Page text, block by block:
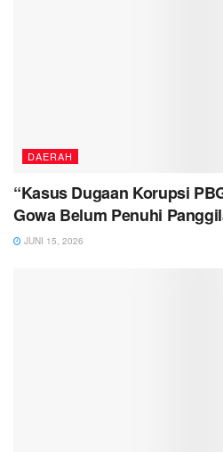
DAERAH
“Kasus Dugaan Korupsi
Gowa Belum Penuhi
JUNI 15, 2026